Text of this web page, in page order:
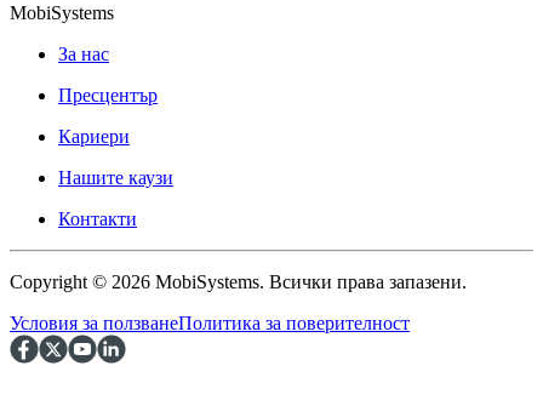
MobiSystems
За нас
Пресцентър
Кариери
Нашите каузи
Контакти
Copyright © 2026 MobiSystems. Всички права запазени.
Условия за ползванеПолитика за поверителност